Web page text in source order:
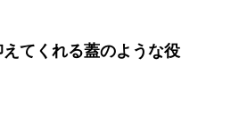
てくれる蓋のような役